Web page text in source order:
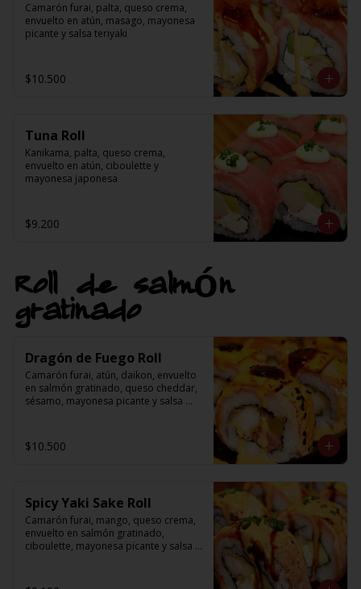
Camarón furai, palta, queso crema,
envuelto en atún, masago, mayonesa
picante y salsa teriyaki
$10.500
Tuna Roll
Kanikama, palta, queso crema,
envuelto en atún, ciboulette y
mayonesa japonesa
$9.200
Roll de salmón
gratinado
Dragón de Fuego Roll
Camarón furai, atún, daikon, envuelto
en salmón gratinado, queso cheddar,
sésamo, mayonesa picante y salsa
$10.500
Spicy Yaki Sake Roll
Camarón furai, mango, queso crema,
envuelto en salmón gratinado,
ciboulette, mayonesa picante y salsa